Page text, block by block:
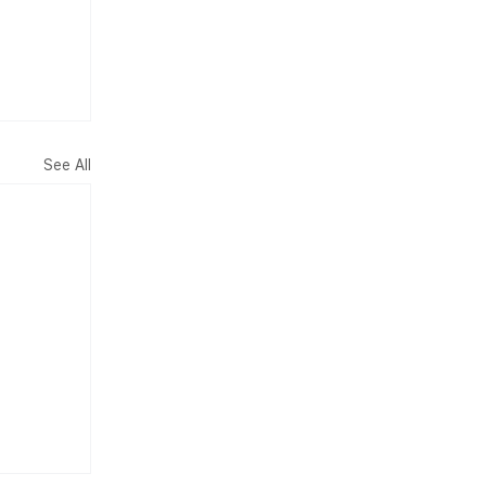
See All